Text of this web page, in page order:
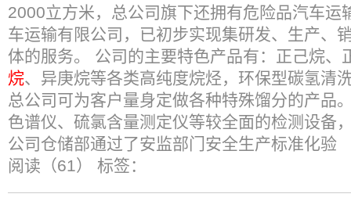
2000立方米，总公司旗下还拥有危险品汽车运
车运输有限公司，已初步实现集研发、生产、
体的服务。 公司的主要特色产品有：正己烷、
烷、异庚烷等各类高纯度烷烃，环保型碳氢清
总公司可为客户量身定做各种特殊馏分的产品
色谱仪、硫氯含量测定仪等较全面的检测设备
公司仓储部通过了安监部门安全生产标准化验
阅读（61） 标签：